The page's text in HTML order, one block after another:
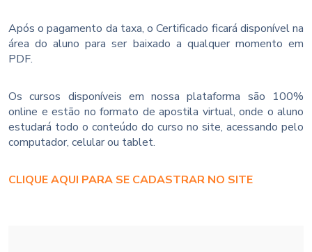
Após o pagamento da taxa, o Certificado ficará disponível na
área do aluno para ser baixado a qualquer momento em
PDF.
Os cursos disponíveis em nossa plataforma são 100%
online e estão no formato de apostila virtual, onde o aluno
estudará todo o conteúdo do curso no site, acessando pelo
computador, celular ou tablet.
CLIQUE AQUI PARA SE CADASTRAR NO SITE